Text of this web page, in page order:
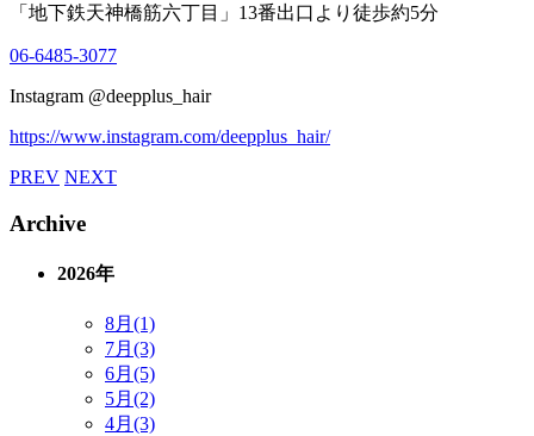
「地下鉄天神橋筋六丁目」 13番出口より徒歩約5分
06-6485-3077
Instagram @deepplus_hair
https://www.instagram.com/deepplus_hair/
PREV NEXT
Archive
2026年
8月(1)
7月(3)
6月(5)
5月(2)
4月(3)